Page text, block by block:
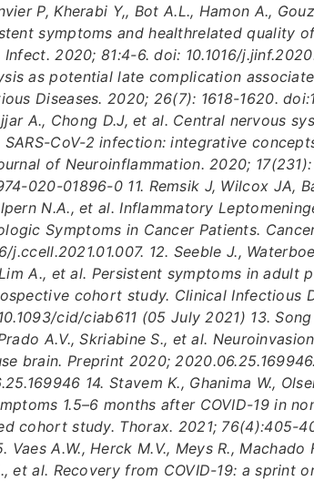
P, Kherabi Y,, Bot A.L., Hamon A.,
symptoms and healthrelated quality
Infect. 2020; 81:4-6. doi: 10.1016/
as potential late complication
Diseases. 2020; 26(7): 1618-1620.
A., Chong D.J, et al. Central nervous
CoV-2 infection: integrative
of Neuroinflammation. 2020; 17(231):
020-01896-0 11. Remsik J, Wilcox JA,
N.A., et al. Inflammatory
Symptoms in Cancer Patients.
j.ccell.2021.01.007. 12. Seeble J.,
A., et al. Persistent symptoms in adult
cohort study. Clinical Infectious
cid/ciab611 (05 July 2021) 13. Song
A.V., Skriabine S., et al.
brain. Preprint 2020;
14. Stavem K., Ghanima W.,
1.5–6 months after COVID-19 in
cohort study. Thorax. 2021; 76(4):405-
Vaes А.W., Herck M.V., Meys R., Machado
et al. Recovery from COVID-19: a sprint